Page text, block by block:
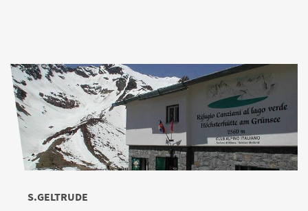
S.GELTRUDE